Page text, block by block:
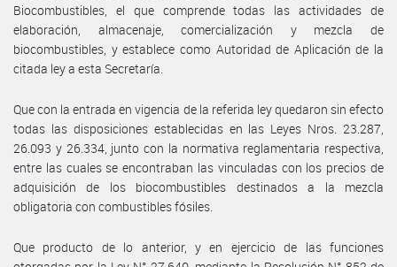
Biocombustibles, el que comprende todas las actividades de
elaboración, almacenaje, comercialización y mezcla de
biocombustibles, y establece como Autoridad de Aplicación de la
citada ley a esta Secretaría.
Que con la entrada en vigencia de la referida ley quedaron sin efecto
todas las disposiciones establecidas en las Leyes Nros. 23.287,
26.093 y 26.334, junto con la normativa reglamentaria respectiva,
entre las cuales se encontraban las vinculadas con los precios de
adquisición de los biocombustibles destinados a la mezcla
obligatoria con combustibles fósiles.
Que producto de lo anterior, y en ejercicio de las funciones